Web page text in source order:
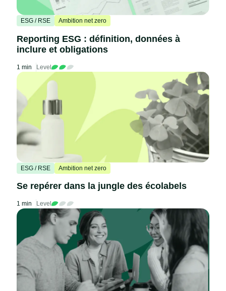
ESG / RSE Ambition net zero
Reporting ESG : définition, données à
inclure et obligations
1 min Level
ESG / RSE Ambition net zero
Se repérer dans la jungle des écolabels
1 min Level